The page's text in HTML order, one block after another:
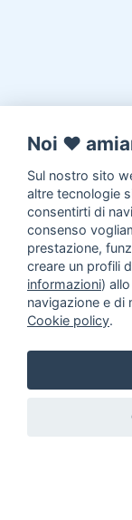
Noi ♥️
Sul nostro sito
altre tecnologie
consentirti di
consenso
prestazione,
creare un profili
informazioni)
navigazione e di
Cookie policy.